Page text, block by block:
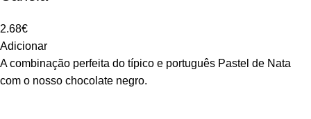
2.68€
Adicionar
A combinação perfeita do típico e português Pastel de Nata
com o nosso chocolate negro.